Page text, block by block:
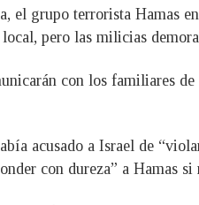
el grupo terrorista Hamas
pero las milicias
con los familiares
acusado a Israel de
con dureza” a Hamas